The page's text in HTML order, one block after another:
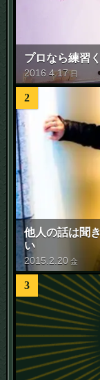
プロなら練習
2016 .4.17 日
2
他人の話は聞
い
2015 2 20 金
3